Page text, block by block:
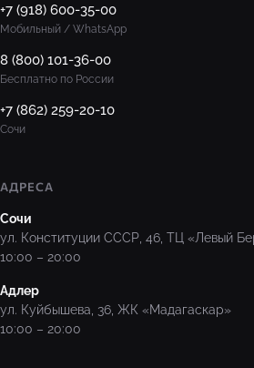
+7 (918) 600-35-00
Мобильный / WhatsApp
8 (800) 101-36-00
Бесплатно по России
+7 (862) 259-20-10
Сочи
АДРЕСА
Сочи
ул. Конституции СССР, 46, ТЦ «Левый
10:00 – 20:00
Адлер
ул. Куйбышева, 36, ЖК «Мадагаскар»
10:00 – 20:00